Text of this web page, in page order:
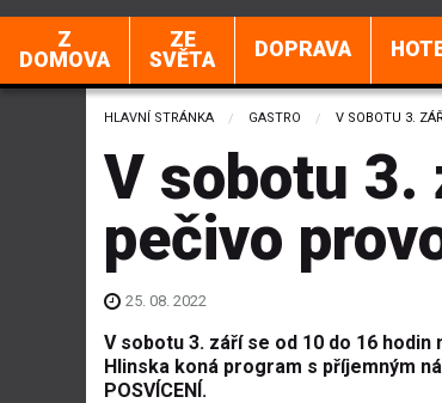
Z
DOMOVA
ZE
SVĚTA
DOPRAVA
HLAVNÍ STRÁNKA GASTRO CURRENT:
V SOBOTU 3.
V sobotu
pečivo
25. 08. 2022
V sobotu 3. září se od 10 do 16 hodin
Hlinska koná program s příjemným
POSVÍCENÍ.